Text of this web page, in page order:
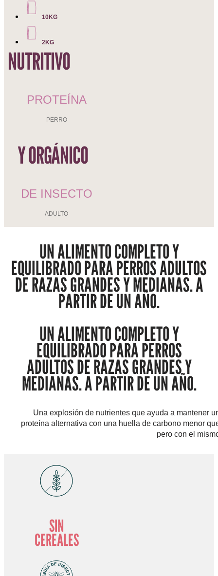
10KG
2KG
NUTRITIVO
PROTEÍNA
PERRO
Y ORGÁNICO
DE INSECTO
ADULTO
UN ALIMENTO COMPLETO Y
EQUILIBRADO PARA PERROS ADULTOS
DE RAZAS GRANDES Y MEDIANAS. A
PARTIR DE UN AÑO.
UN ALIMENTO COMPLETO Y
EQUILIBRADO PARA PERROS
ADULTOS DE RAZAS GRANDES Y
MEDIANAS. A PARTIR DE UN AÑO.
Una explosión de nutrientes que ayuda a mantener
proteína alternativa con una huella de carbono menor
pero con el
SIN
CEREALES